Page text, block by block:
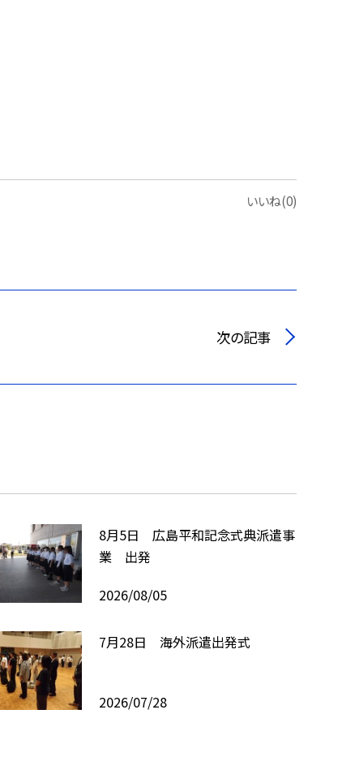
いいね(0)
次の記事
8月5日 広島平和記念式典派遣事
業 出発
2026/08/05
7月28日 海外派遣出発式
2026/07/28